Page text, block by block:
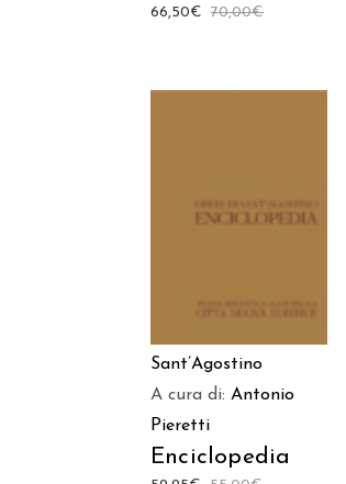
70,00€
66,50€
AGGIUNGI AL
Sant’Agostino
A cura di: Antonio
Pieretti
Enciclopedia